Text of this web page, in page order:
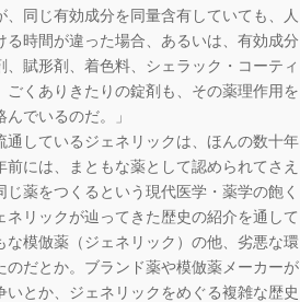
同じ有効成分を同量含有していても、人
時間が違った場合、あるいは、有効成分
賦形剤、着色料、シェラック・コーティ
くありきたりの錠剤も、その薬理作用を
でいるのだ。」
しているジェネリックは、ほんの数十年
には、まともな薬として認められてさえ
薬をつくるという現代医学・薬学の飽く
リックが辿ってきた歴史の紹介を通して
模倣薬（ジェネリック）の他、劣悪な環
だとか。ブランド薬や模倣薬メーカーが
とか、ジェネリックをめぐる複雑な歴史